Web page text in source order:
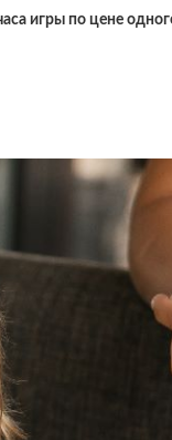
игры по цене